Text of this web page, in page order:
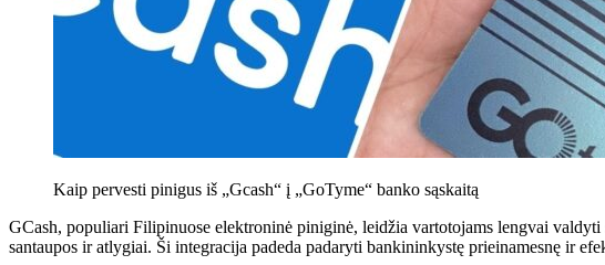
Kaip pervesti pinigus iš „Gcash“ į „GoTyme“ banko sąskaitą
GCash, populiari Filipinuose elektroninė piniginė, leidžia vartotojams lengvai
santaupos ir atlygiai. Ši integracija padeda padaryti bankininkystę prieinamesnę ir